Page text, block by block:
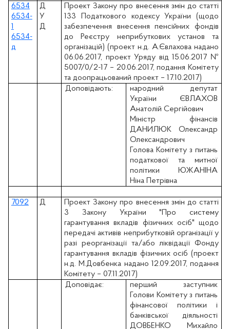
6534
6534-
1
6534-
д
Д
У
Д
Проект Закону про внесення змін до статті
133 Податкового кодексу України (щодо
забезпечення внесення пенсійних фондів
до Реєстру неприбуткових установ та
організацій) (проект н.д. А.Євлахова надано
06.06.2017, проект Уряду вiд 15.06.2017 №
5007/0/2-17 – 20.06.2017, подання Комітету
та доопрацьований проект – 17.10.2017)
Доповідають:
народний депутат
України ЄВЛАХОВ
Анатолій Сергійович
Міністр фінансів
ДАНИЛЮК Олександр
Олександрович
Голова Комітету з питань
податкової та митної
політики ЮЖАНІНА
Ніна Петрівна
7092 Д
Проект Закону про внесення змін до статті
3 Закону України "Про систему
гарантування вкладів фізичних осіб" щодо
передачі активів неприбутковій організації у
разі реорганізації та/або ліквідації Фонду
гарантування вкладів фізичних осіб (проект
н.д. М.Довбенка надано 12.09.2017, подання
Комітету – 07.11.2017)
Доповідає:
перший заступник
Голови Комітету з питань
фінансової політики і
банківської діяльності
ДОВБЕНКО Михайло